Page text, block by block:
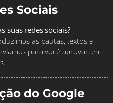
Sociais
suas redes sociais?
as pautas, textos e
para você aprovar, em
do Google